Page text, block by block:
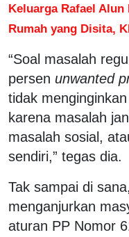
Keluarga Rafael
Rumah yang Disita,
“Soal masalah
persen unwanted
tidak
karena masalah
masalah sosial,
sendiri,” tegas dia.
Tak sampai di
menganjurkan
aturan PP Nomor